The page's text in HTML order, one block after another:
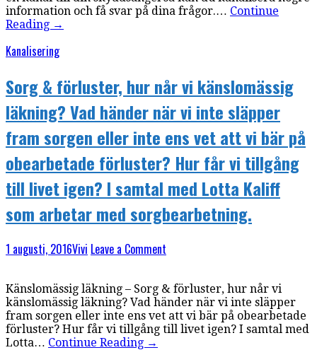
information och få svar på dina frågor.… Continue
Reading →
Kanalisering
Sorg & förluster, hur når vi känslomässig
läkning? Vad händer när vi inte släpper
fram sorgen eller inte ens vet att vi bär på
obearbetade förluster? Hur får vi tillgång
till livet igen? I samtal med Lotta Kaliff
som arbetar med sorgbearbetning.
1 augusti, 2016Vivi Leave a Comment
Känslomässig läkning – Sorg & förluster, hur når vi
känslomässig läkning? Vad händer när vi inte släpper
fram sorgen eller inte ens vet att vi bär på obearbetade
förluster? Hur får vi tillgång till livet igen? I samtal med
Lotta… Continue Reading →